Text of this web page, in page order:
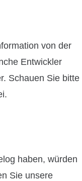
von der
Entwickler
Schauen Sie bitte
haben, würden
Sie unsere